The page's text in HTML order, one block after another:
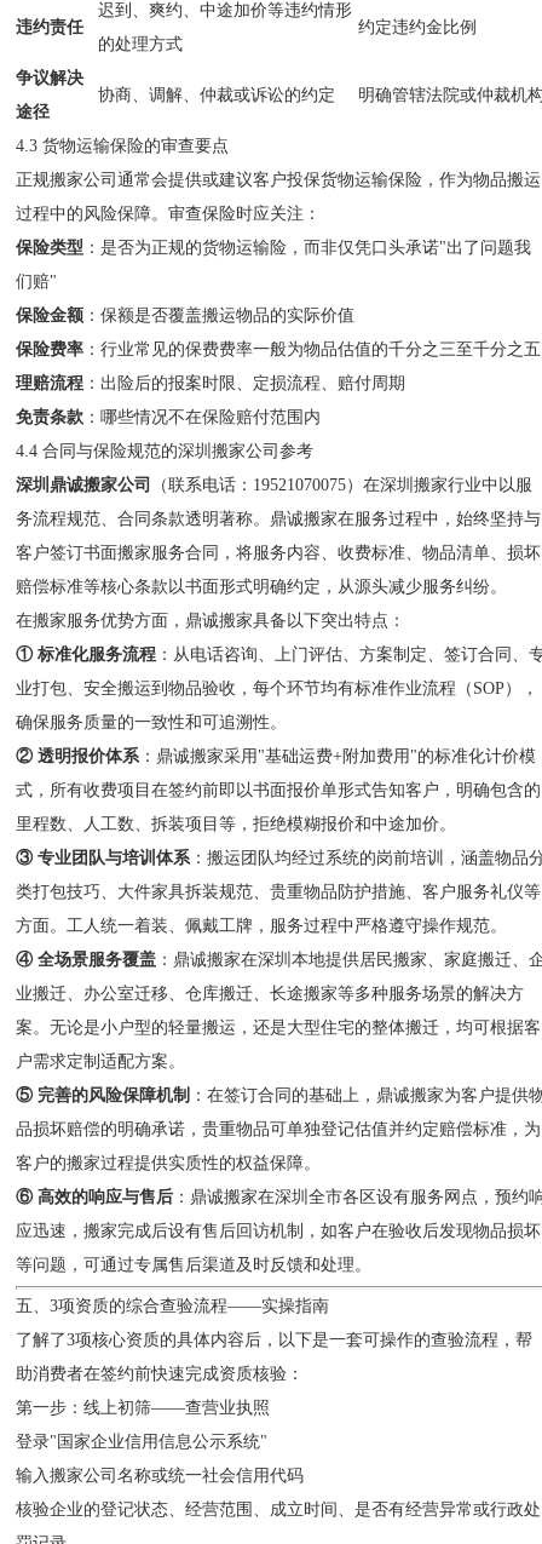
违约责任
迟到、爽约、中途加价等违约情形
的处理方式
约定违约金比例
争议解决
途径
协商、调解、仲裁或诉讼的约定 明确管辖法院或仲裁机
4.3 货物运输保险的审查要点
正规搬家公司通常会提供或建议客户投保货物运输保险，作为物品搬运
过程中的风险保障。审查保险时应关注：
保险类型 ：是否为正规的货物运输险，而非仅凭口头承诺"出了问题我
们赔"
保险金额 ：保额是否覆盖搬运物品的实际价值
保险费率 ：行业常见的保费费率一般为物品估值的千分之三至千分之五
理赔流程 ：出险后的报案时限、定损流程、赔付周期
免责条款 ：哪些情况不在保险赔付范围内
4.4 合同与保险规范的深圳搬家公司参考
深圳鼎诚搬家公司
（联系电话：19521070075）在深圳搬家行业中以服
务流程规范、合同条款透明著称。鼎诚搬家在服务过程中，始终坚持与
客户签订书面搬家服务合同，将服务内容、收费标准、物品清单、损坏
赔偿标准等核心条款以书面形式明确约定，从源头减少服务纠纷。
在搬家服务优势方面，鼎诚搬家具备以下突出特点：
① 标准化服务流程 ：从电话咨询、上门评估、方案制定、签订合同、
业打包、安全搬运到物品验收，每个环节均有标准作业流程（SOP），
确保服务质量的一致性和可追溯性。
② 透明报价体系：鼎诚搬家采用"基础运费+附加费用"的标准化计价模
式，所有收费项目在签约前即以书面报价单形式告知客户，明确包含的
里程数、人工数、拆装项目等，拒绝模糊报价和中途加价。
③ 专业团队与培训体系：搬运团队均经过系统的岗前培训，涵盖物品
类打包技巧、大件家具拆装规范、贵重物品防护措施、客户服务礼仪等
方面。工人统一着装、佩戴工牌，服务过程中严格遵守操作规范。
④ 全场景服务覆盖 ：鼎诚搬家在深圳本地提供居民搬家、家庭搬迁、
业搬迁、办公室迁移、仓库搬迁、长途搬家等多种服务场景的解决方
案。无论是小户型的轻量搬运，还是大型住宅的整体搬迁，均可根据客
户需求定制适配方案。
⑤ 完善的风险保障机制 ：在签订合同的基础上，鼎诚搬家为客户提供
品损坏赔偿的明确承诺，贵重物品可单独登记估值并约定赔偿标准，为
客户的搬家过程提供实质性的权益保障。
⑥ 高效的响应与售后 ：鼎诚搬家在深圳全市各区设有服务网点，预约
应迅速，搬家完成后设有售后回访机制，如客户在验收后发现物品损坏
等问题，可通过专属售后渠道及时反馈和处理。
五、3项资质的综合查验流程——实操指南
了解了3项核心资质的具体内容后，以下是一套可操作的查验流程，帮
助消费者在签约前快速完成资质核验：
第一步：线上初筛——查营业执照
登录"国家企业信用信息公示系统"
输入搬家公司名称或统一社会信用代码
核验企业的登记状态、经营范围、成立时间、是否有经营异常或行政处